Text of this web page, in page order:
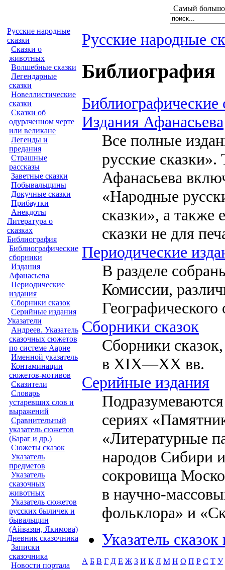
Самый
Русские народные
сказки
Сказки о
животных
Волшебные сказки
Легендарные
сказки
Новеллистические
сказки
Сказки об
одураченном черте
или великане
Легенды и
предания
Страшные
рассказы
Заветные сказки
Побывальщины
Докучные сказки
Прибаутки
Анекдоты
Литература о
сказках
Библиография
Библиографические
сборники
Издания
Афанасьева
Периодические
издания
Сборники сказок
Серийные издания
Указатели
Андреев. Указатель
сказочных сюжетов
по системе Аарне
Именной указатель
Контаминации
сюжетов-мотивов
Сказители
Словарь
устаревших слов и
выражений
Сравнительный
указатель сюжетов
(Бараг и др.)
Сюжеты сказок
Указатель
предметов
Указатель
сказочных
животных
Указатель сюжетов
русских быличек и
бывальщин
(Айвазян, Якимова)
Дневник сказочника
Записки
сказочника
Новости портала
Русские народные
Библиография
Библиографические
Издания Афанасьева
Все полные
русские
Афанасьева
«Народные
сказки», а также
сказки не для
Периодические
В разделе
Комиссии,
Сборники сказок
Сборники
в XIX—XX вв.
Серийные издания
сериях
«Литературные
народов Сибири
сокровища
в научно-
фольклора» и
Указатель
А Б В Г Д Е Ж З И К Л М Н О П Р С Т У